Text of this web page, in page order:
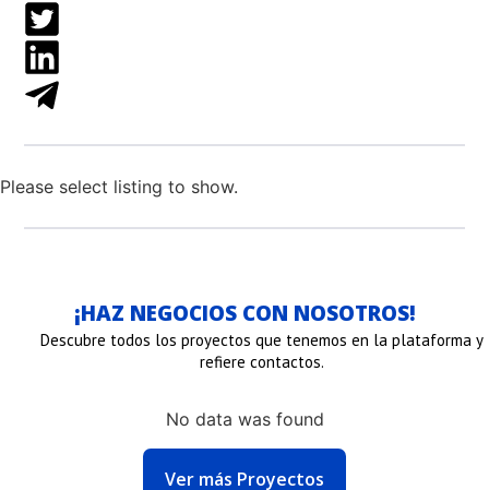
Please select listing to show.
¡HAZ NEGOCIOS CON NOSOTROS!
Descubre todos los proyectos que tenemos en la plataforma y
refiere contactos.
No data was found
Ver más Proyectos